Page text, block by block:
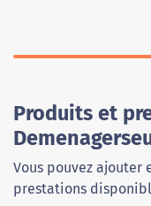
Produits et
Vous pouvez
prestations